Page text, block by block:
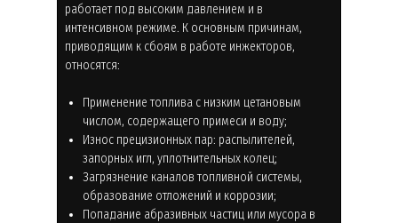
работает под высоким давлением и в
интенсивном режиме. К основным причинам,
приводящим к сбоям в работе инжекторов,
относятся:
Применение топлива с низким цетановым
числом, содержащего примеси и воду;
Износ прецизионных пар: распылителей,
запорных игл, уплотнительных колец;
Загрязнение каналов топливной системы,
образование отложений и коррозии;
Попадание абразивных частиц или мусора в